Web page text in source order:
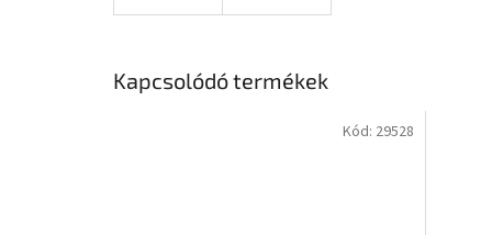
Kapcsolódó termékek
Kód: 29528